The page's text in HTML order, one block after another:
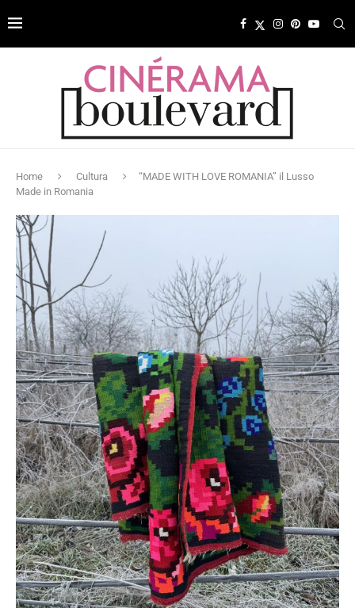
Home Cultura
“MADE WITH LOVE ROMANIA” il Lusso
Made in Romania